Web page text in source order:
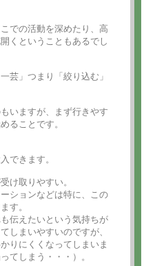
での活動を深めたり、高
くということもあるでし
芸」つまり「絞り込む」
いますが、まず行きやす
ることです。
できます。
け取りやすい。
ションなどは特に、この
す。
伝えたいという気持ちが
しまいやすいのですが、
りにくくなってしまいま
てしまう・・・）。